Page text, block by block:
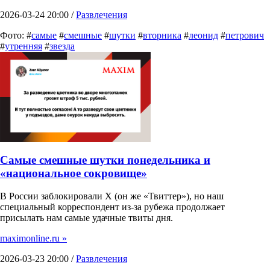
2026-03-24 20:00 /Развлечения
Фото: #самые #смешные #шутки #вторника #леонид #петрович
#утренняя #звезда
Самые смешные шутки понедельника и
«национальное сокровище»
В России заблокировали X (он же «Твиттер»), но наш
специальный корреспондент из-за рубежа продолжает
присылать нам самые удачные твиты дня.
maximonline.ru »
2026-03-23 20:00 /Развлечения